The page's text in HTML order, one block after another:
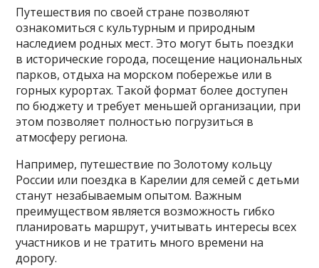
Путешествия по своей стране позволяют
ознакомиться с культурным и природным
наследием родных мест. Это могут быть поездки
в исторические города, посещение национальных
парков, отдыха на морском побережье или в
горных курортах. Такой формат более доступен
по бюджету и требует меньшей организации, при
этом позволяет полностью погрузиться в
атмосферу региона.
Например, путешествие по Золотому кольцу
России или поездка в Карелии для семей с детьми
станут незабываемым опытом. Важным
преимуществом является возможность гибко
планировать маршрут, учитывать интересы всех
участников и не тратить много времени на
дорогу.